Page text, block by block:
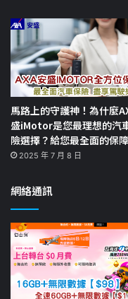
馬路上的守護神！為什麼
盛iMotor是您最理想的汽
險選擇？給您最全面的保
2025 年 7 月 8 日
網絡通訊